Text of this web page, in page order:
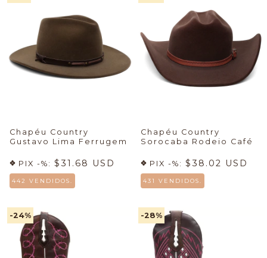
Chapéu Country
Gustavo Lima Ferrugem
PIX -%: $31.68 USD
442 VENDIDOS.
Chapéu Country
Sorocaba Rodeio Café
PIX -%: $38.02 USD
431 VENDIDOS.
-24% -28%